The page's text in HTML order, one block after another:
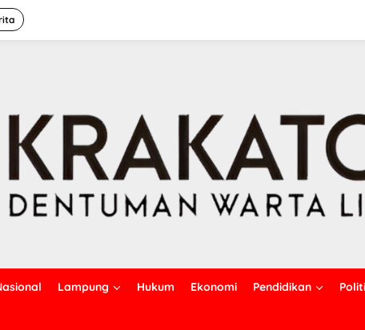
Lampung Hukum Ekonomi Pendidikan